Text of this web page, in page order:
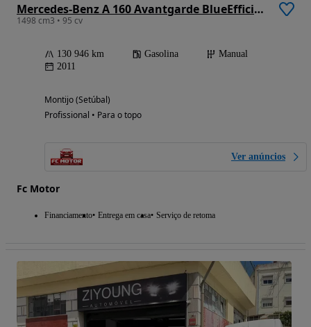
Mercedes-Benz A 160 Avantgarde BlueEfficiency
1498 cm3 • 95 cv
130 946 km Gasolina
Manual
2011
Montijo (Setúbal)
Profissional • Para o topo
Ver anúncios
Fc Motor
Financiamento Entrega em casa Serviço de retoma